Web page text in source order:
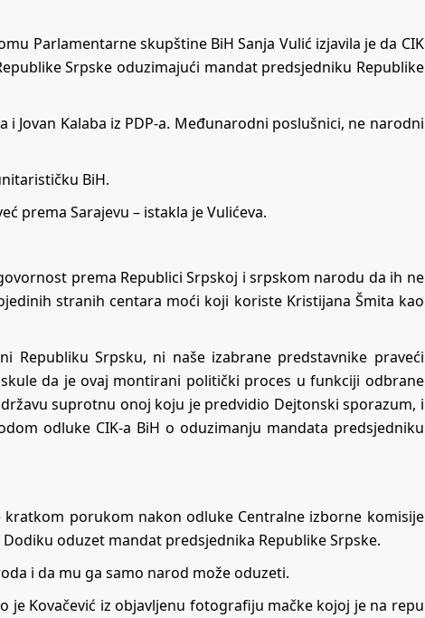
Parlamentarne skupštine BiH Sanja Vulić izjavila je da CIK
Srpske oduzimajući mandat predsjedniku Republike
i Јovan Kalaba iz PDP-a. Međunarodni poslušnici, ne narodni
BiH.
prema Sarajevu – istakla je Vulićeva.
prema Republici Srpskoj i srpskom narodu da ih ne
stranih centara moći koji koriste Kristijana Šmita kao
Republiku Srpsku, ni naše izabrane predstavnike praveći
da je ovaj montirani politički proces u funkciji odbrane
suprotnu onoj koju je predvidio Dejtonski sporazum, i
odluke CIK-a BiH o oduzimanju mandata predsjedniku
kratkom porukom nakon odluke Centralne izborne komisije
oduzet mandat predsjednika Republike Srpske.
i da mu ga samo narod može oduzeti.
je Kovačević iz objavljenu fotografiju mačke kojoj je na repu